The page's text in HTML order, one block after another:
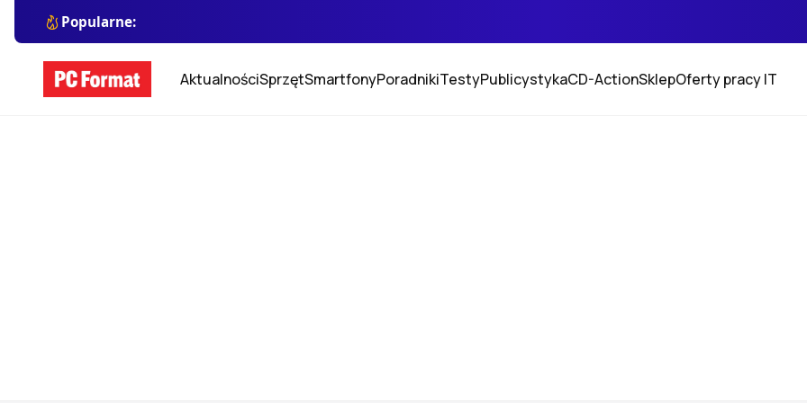
Popularne:
AktualnościSprzętSmartfonyPoradnikiTestyPublicystykaCD-ActionSklepOferty pracy IT